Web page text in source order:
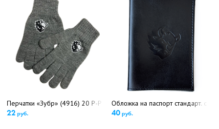
Перчатки «Зубр» (4916) 20 Р-Р
22 руб.
Обложка на паспорт стандарт. с
40 руб.